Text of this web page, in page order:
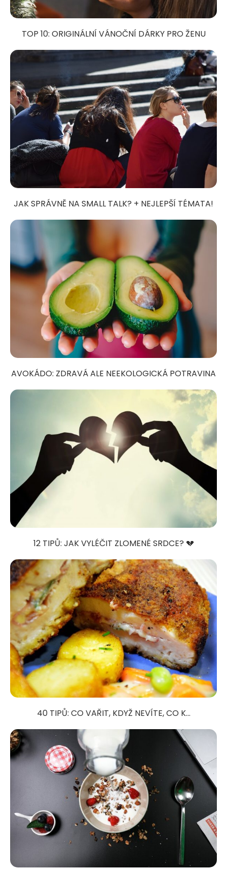
TOP 10: ORIGINÁLNÍ VÁNOČNÍ DÁRKY PRO ŽENU
JAK SPRÁVNĚ NA SMALL TALK? + NEJLEPŠÍ TÉMATA!
AVOKÁDO: ZDRAVÁ ALE NEEKOLOGICKÁ POTRAVINA
12 TIPŮ: JAK VYLÉČIT ZLOMENÉ SRDCE? 💔
40 TIPŮ: CO VAŘIT, KDYŽ NEVÍTE, CO K...